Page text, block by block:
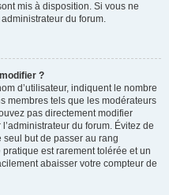
mis à disposition. Si vous ne
du forum.
?
d’utilisateur, indiquent le nombre
membres tels que les modérateurs
pas directement modifier
du forum. Évitez de
but de passer au rang
est rarement tolérée et un
abaisser votre compteur de